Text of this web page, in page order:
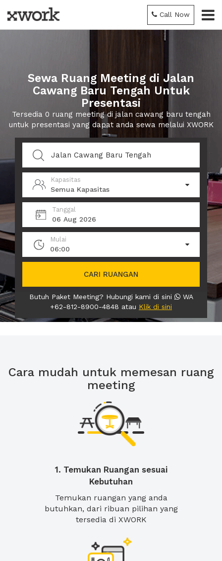
Call Now
Sewa Ruang Meeting di Jalan
Cawang Baru Tengah Untuk
Presentasi
Tersedia 0 ruang meeting di jalan cawang baru tengah
untuk presentasi yang dapat anda sewa melalui XWORK
Kapasitas
Semua Kapasitas
Tanggal
06 Aug 2026
Mulai
06:00
CARI RUANGAN
Butuh Paket Meeting? Hubungi kami di sini
WA
+62-812-8900-4848 atau Klik di sini
Cara mudah untuk memesan ruang
meeting
1. Temukan Ruangan sesuai
Kebutuhan
Temukan ruangan yang anda
butuhkan, dari ribuan pilihan yang
tersedia di XWORK